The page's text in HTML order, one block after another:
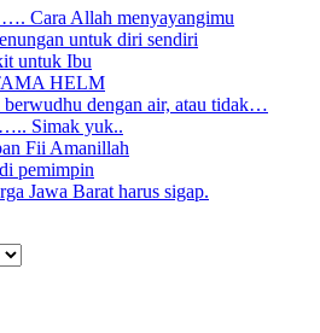
Cara Allah menyayangimu
untuk diri sendiri
untuk Ibu
HELM
berwudhu dengan air, atau tidak…
Simak yuk..
Fii Amanillah
pemimpin
Jawa Barat harus sigap.